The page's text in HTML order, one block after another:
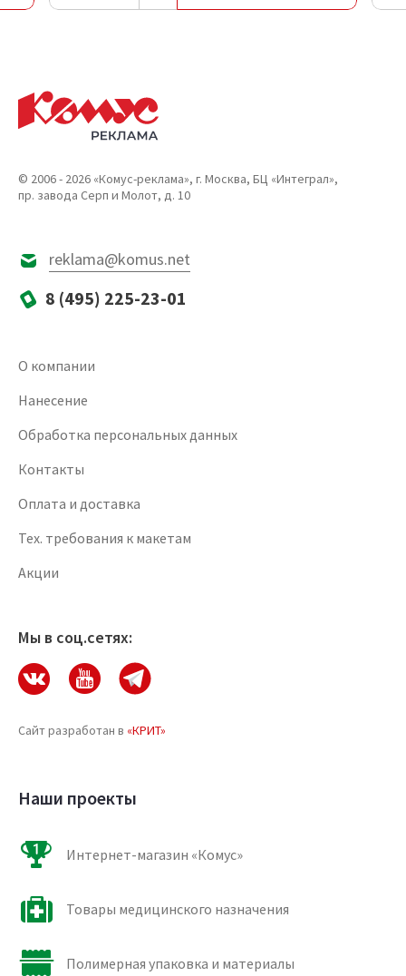
© 2006 - 2026 «Комус-реклама», г. Москва, БЦ «Интеграл»,
пр. завода Серп и Молот, д. 10
reklama@komus.net
8 (495) 225-23-01
О компании
Нанесение
Обработка персональных данных
Контакты
Оплата и доставка
Тех. требования к макетам
Акции
Мы в соц.сетях:
Сайт разработан в «КРИТ»
Наши проекты
Интернет-магазин «Комус»
Товары медицинского назначения
Полимерная упаковка и материалы